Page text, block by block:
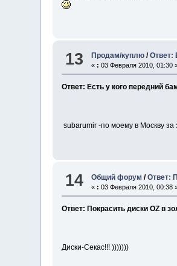
13 Продам/куплю /Ответ:
« : 03 Февраля 2010, 01:30
Ответ: Есть у кого передний
subarumir -по моему в Москву
14 Общий форум /Ответ:
« : 03 Февраля 2010, 00:38
Ответ: Покрасить диски OZ в
Диски-Секас!!! )))))))